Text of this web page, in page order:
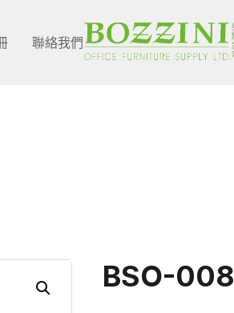
聯絡我們
BSO-008